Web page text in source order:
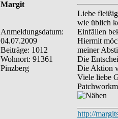
Margit
Anmeldungsdatum:
04.07.2009
Beiträge: 1012
Wohnort: 91361
Pinzberg
Liebe
wie üblich
Einfällen
Hiermit
meiner
Die
Die Aktion
Viele liebe
http://